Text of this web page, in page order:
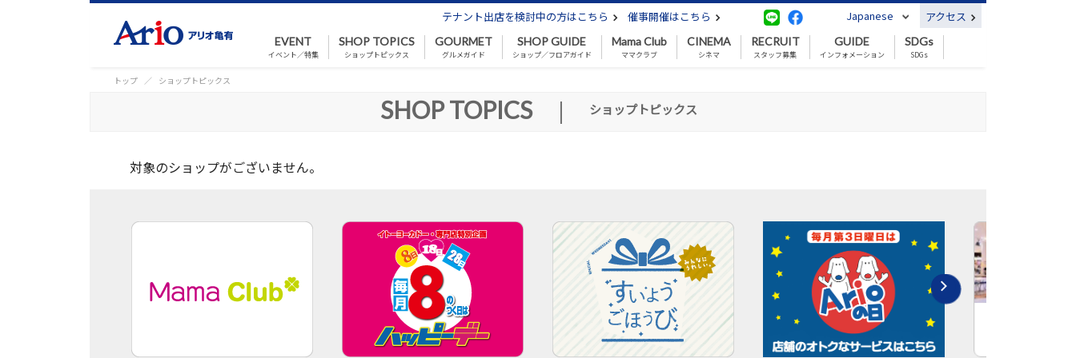
テナント出店を検討中の方はこちら 催事開催はこちら Japanese アクセス
EVENT
イベント／特集
SHOP TOPICS
ショップトピックス
GOURMET
グルメガイド
SHOP GUIDE
ショップ／フロアガイド
Mama Club
ママクラブ
CINEMA
シネマ
RECRUIT
スタッフ募集
GUIDE
インフォメーション
SDGs
SDGs
トップ ショップトピックス
SHOP TOPICS | ショップトピックス
対象のショップがございません。